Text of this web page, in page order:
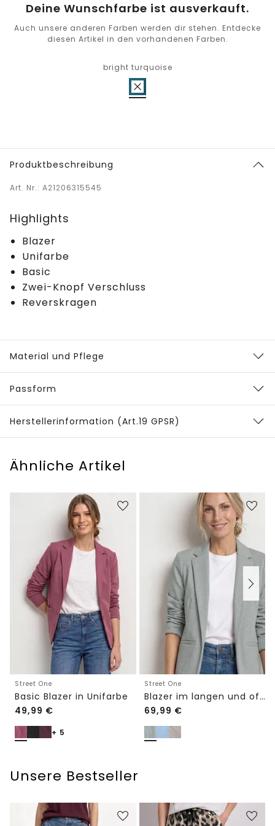
Deine Wunschfarbe ist ausverkauft.
Auch unsere anderen Farben werden dir stehen. Entdecke
diesen Artikel in den vorhandenen Farben.
bright turquoise
Produktbeschreibung
Art. Nr.: A21206315545
Highlights
Blazer
Unifarbe
Basic
Zwei-Knopf Verschluss
Reverskragen
Material und Pflege
Passform
Herstellerinformation (Art.19 GPSR)
Ähnliche Artikel
Street One
Basic Blazer in Unifarbe
49,99 €
+ 5
Street One
Blazer im langen und offenen Schnitt
69,99 €
Unsere Bestseller